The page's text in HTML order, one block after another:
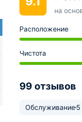
на
Расположение
Чистота
99 отзывов
Обслуживание5